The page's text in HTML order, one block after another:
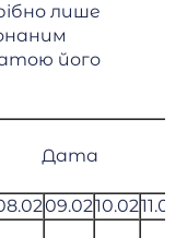
лише
його
Дата
09.0210.0211.02